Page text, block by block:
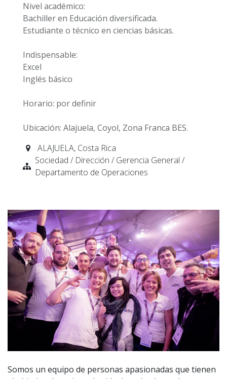
Nivel académico:
Bachiller en Educación diversificada.
Estudiante o técnico en ciencias básicas.
Indispensable:
Excel
Inglés básico
Horario: por definir
Ubicación: Alajuela, Coyol, Zona Franca BES.
ALAJUELA, Costa Rica
Sociedad / Dirección / Gerencia General /
Departamento de Operaciones
Somos un equipo de personas apasionadas que tienen